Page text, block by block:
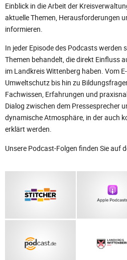
Einblick in die Arbeit der
aktuelle Themen, Herausforderungen
informieren.
In jeder Episode des Podcasts werden
Themen behandelt, die direkt Einfluss
im Landkreis Wittenberg haben. Vom
Umweltschutz bis hin zu
Fachwissen, Erfahrungen und
Dialog zwischen dem Pressesprecher
dynamische Atmosphäre, in der auch
erklärt werden.
Unsere Podcast-Folgen finden Sie auf